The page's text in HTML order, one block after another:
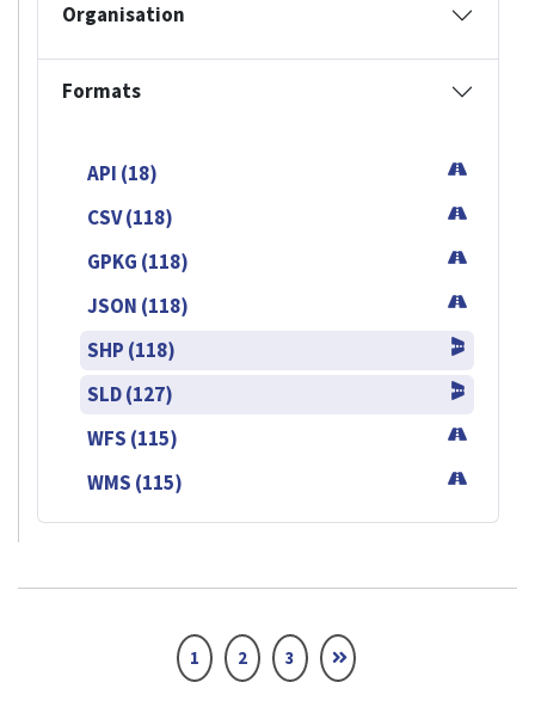
Organisation
Formats
API (18)
CSV (118)
GPKG (118)
JSON (118)
SHP (118)
SLD (127)
WFS (115)
WMS (115)
1 2 3